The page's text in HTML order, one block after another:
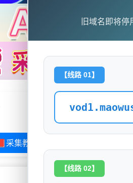
连续剧
📕采集教程
旧域名即将
【线路 01】
【线路 02】